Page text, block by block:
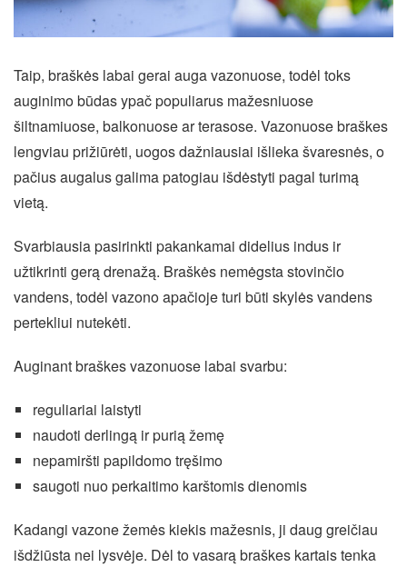
Taip, braškės labai gerai auga vazonuose, todėl toks
auginimo būdas ypač populiarus mažesniuose
šiltnamiuose, balkonuose ar terasose. Vazonuose braškes
lengviau prižiūrėti, uogos dažniausiai išlieka švaresnės, o
pačius augalus galima patogiau išdėstyti pagal turimą
vietą.
Svarbiausia pasirinkti pakankamai didelius indus ir
užtikrinti gerą drenažą. Braškės nemėgsta stovinčio
vandens, todėl vazono apačioje turi būti skylės vandens
pertekliui nutekėti.
Auginant braškes vazonuose labai svarbu:
reguliariai laistyti
naudoti derlingą ir purią žemę
nepamiršti papildomo tręšimo
saugoti nuo perkaitimo karštomis dienomis
Kadangi vazone žemės kiekis mažesnis, ji daug greičiau
išdžiūsta nei lysvėje. Dėl to vasarą braškes kartais tenka